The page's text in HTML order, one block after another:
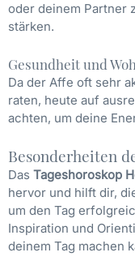
oder deinem Partner
stärken.
Gesundheit und
Da der Affe oft sehr
raten, heute auf
achten, um deine
Besonderheiten
Das Tageshoroskop
hervor und hilft dir,
um den Tag
Inspiration und
deinem Tag machen